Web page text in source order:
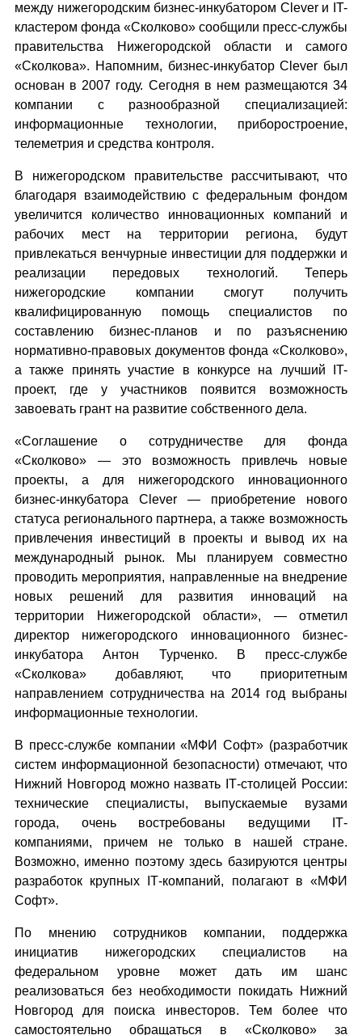
между нижегородским бизнес-инкубатором Clever и IT-
кластером фонда «Сколково» сообщили пресс-службы
правительства Нижегородской области и самого
«Сколкова». Напомним, бизнес-инкубатор Clever был
основан в 2007 году. Сегодня в нем размещаются 34
компании с разнообразной специализацией:
информационные технологии, приборостроение,
телеметрия и средства контроля.
В нижегородском правительстве рассчитывают, что
благодаря взаимодействию с федеральным фондом
увеличится количество инновационных компаний и
рабочих мест на территории региона, будут
привлекаться венчурные инвестиции для поддержки и
реализации передовых технологий. Теперь
нижегородские компании смогут получить
квалифицированную помощь специалистов по
составлению бизнес-планов и по разъяснению
нормативно-правовых документов фонда «Сколково»,
а также принять участие в конкурсе на лучший IT-
проект, где у участников появится возможность
завоевать грант на развитие собственного дела.
«Соглашение о сотрудничестве для фонда
«Сколково» — это возможность привлечь новые
проекты, а для нижегородского инновационного
бизнес-инкубатора Clever — приобретение нового
статуса регионального партнера, а также возможность
привлечения инвестиций в проекты и вывод их на
международный рынок. Мы планируем совместно
проводить мероприятия, направленные на внедрение
новых решений для развития инноваций на
территории Нижегородской области», — отметил
директор нижегородского инновационного бизнес-
инкубатора Антон Турченко. В пресс-службе
«Сколкова» добавляют, что приоритетным
направлением сотрудничества на 2014 год выбраны
информационные технологии.
В пресс-службе компании «МФИ Софт» (разработчик
систем информационной безопасности) отмечают, что
Нижний Новгород можно назвать IТ-столицей России:
технические специалисты, выпускаемые вузами
города, очень востребованы ведущими IТ-
компаниями, причем не только в нашей стране.
Возможно, именно поэтому здесь базируются центры
разработок крупных IТ-компаний, полагают в «МФИ
Софт».
По мнению сотрудников компании, поддержка
инициатив нижегородских специалистов на
федеральном уровне может дать им шанс
реализоваться без необходимости покидать Нижний
Новгород для поиска инвесторов. Тем более что
самостоятельно обращаться в «Сколково» за